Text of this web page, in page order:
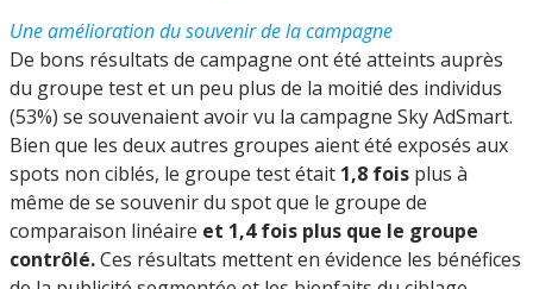
Une amélioration du souvenir de la campagne
De bons résultats de campagne ont été atteints auprès
du groupe test et un peu plus de la moitié des individus
(53%) se souvenaient avoir vu la campagne Sky AdSmart.
Bien que les deux autres groupes aient été exposés aux
spots non ciblés, le groupe test était 1,8 fois plus à
même de se souvenir du spot que le groupe de
comparaison linéaire et 1,4 fois plus que le groupe
contrôlé.Ces résultats mettent en évidence les bénéfices